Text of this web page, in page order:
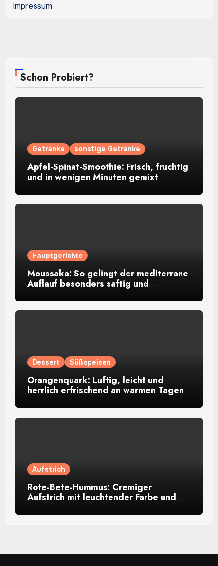
Impressum
Schon Probiert?
Getränke sonstige Getränke
Apfel-Spinat-Smoothie: Frisch, fruchtig
und in wenigen Minuten gemixt
Hauptgerichte
Moussaka: So gelingt der mediterrane
Auflauf besonders saftig und
Dessert Süßspeisen
Orangenquark: Luftig, leicht und
herrlich erfrischend an warmen Tagen
Aufstrich
Rote-Bete-Hummus: Cremiger
Aufstrich mit leuchtender Farbe und